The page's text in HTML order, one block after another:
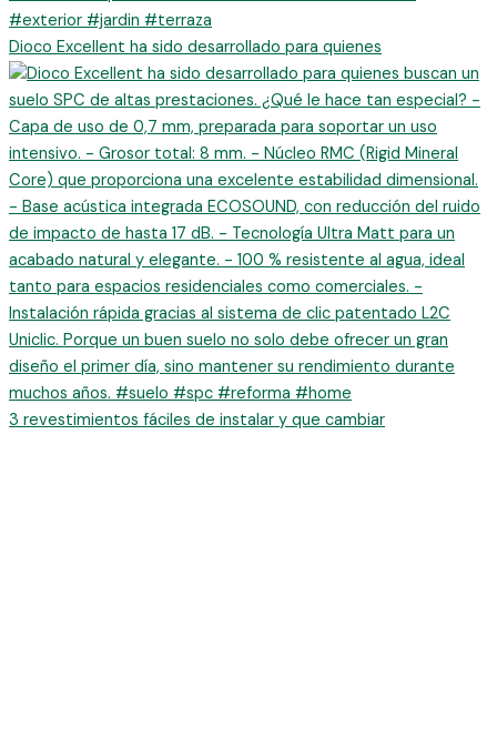
Dioco Excellent ha sido desarrollado para quienes
3 revestimientos fáciles de instalar y que cambiar